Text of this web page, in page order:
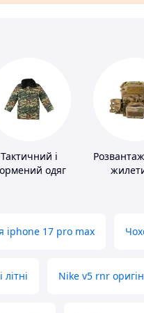
Тактичний і
одяг
iphone 17 pro max
Nike v5 rnr